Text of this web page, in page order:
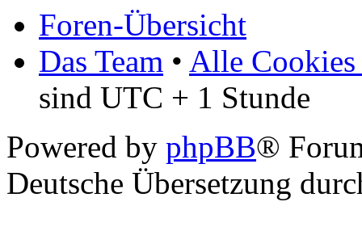
Foren-Übersicht
Das Team • Alle Cookies
sind UTC + 1 Stunde
Powered by phpBB®
Deutsche Übersetzung